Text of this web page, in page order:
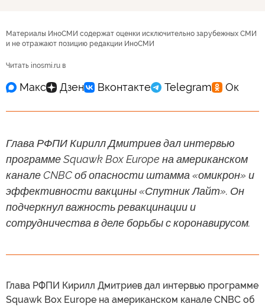
Материалы ИноСМИ содержат оценки исключительно зарубежных СМИ
и не отражают позицию редакции ИноСМИ
Читать inosmi.ru в
Глава РФПИ Кирилл Дмитриев дал интервью
программе Squawk Box Europe на американском
канале CNBC об опасности штамма «омикрон» и
эффективности вакцины «Спутник Лайт». Он
подчеркнул важность ревакцинации и
сотрудничества в деле борьбы с коронавирусом.
Глава РФПИ Кирилл Дмитриев дал интервью программе
Squawk Box Europe на американском канале CNBC об